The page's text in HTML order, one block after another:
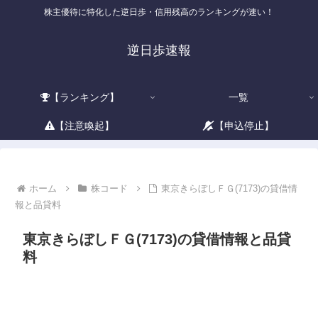
株主優待に特化した逆日歩・信用残高のランキングが速い！
逆日歩速報
【ランキング】 一覧
【注意喚起】 【申込停止】
ホーム 株コード
東京きらぼしＦＧ(7173)の貸借情
報と品貸料
東京きらぼしＦＧ(7173)の貸借情報と品貸
料